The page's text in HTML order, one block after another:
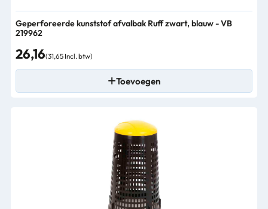
Geperforeerde kunststof afvalbak Ruff zwart, blauw - VB
219962
26,16(31,65 Incl. btw)
Toevoegen